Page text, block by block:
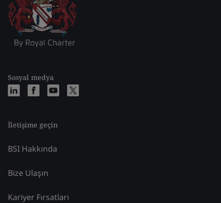
Sosyal medya
İletişime geçin
BSI Hakkında
Bize Ulaşın
Kariyer Fırsatları